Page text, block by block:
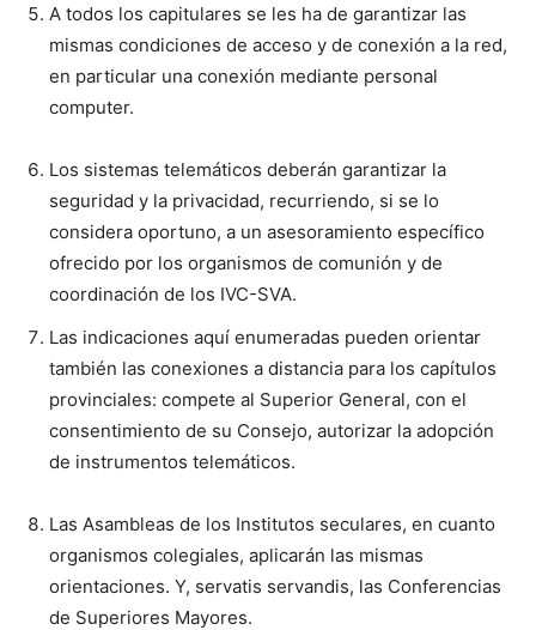
A todos los capitulares se les ha de garantizar las
mismas condiciones de acceso y de conexión a la red,
en particular una conexión mediante personal
computer.
Los sistemas telemáticos deberán garantizar la
seguridad y la privacidad, recurriendo, si se lo
considera oportuno, a un asesoramiento específico
ofrecido por los organismos de comunión y de
coordinación de los IVC-SVA.
Las indicaciones aquí enumeradas pueden orientar
también las conexiones a distancia para los capítulos
provinciales: compete al Superior General, con el
consentimiento de su Consejo, autorizar la adopción
de instrumentos telemáticos.
Las Asambleas de los Institutos seculares, en cuanto
organismos colegiales, aplicarán las mismas
orientaciones. Y, servatis servandis, las Conferencias
de Superiores Mayores.